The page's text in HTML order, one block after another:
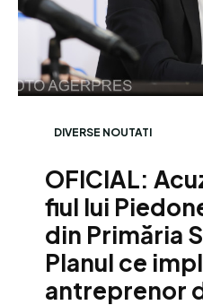
DIVERSE NOUTATI
OFICIAL:
fiul lui
din Primăria
Planul ce
antreprenor